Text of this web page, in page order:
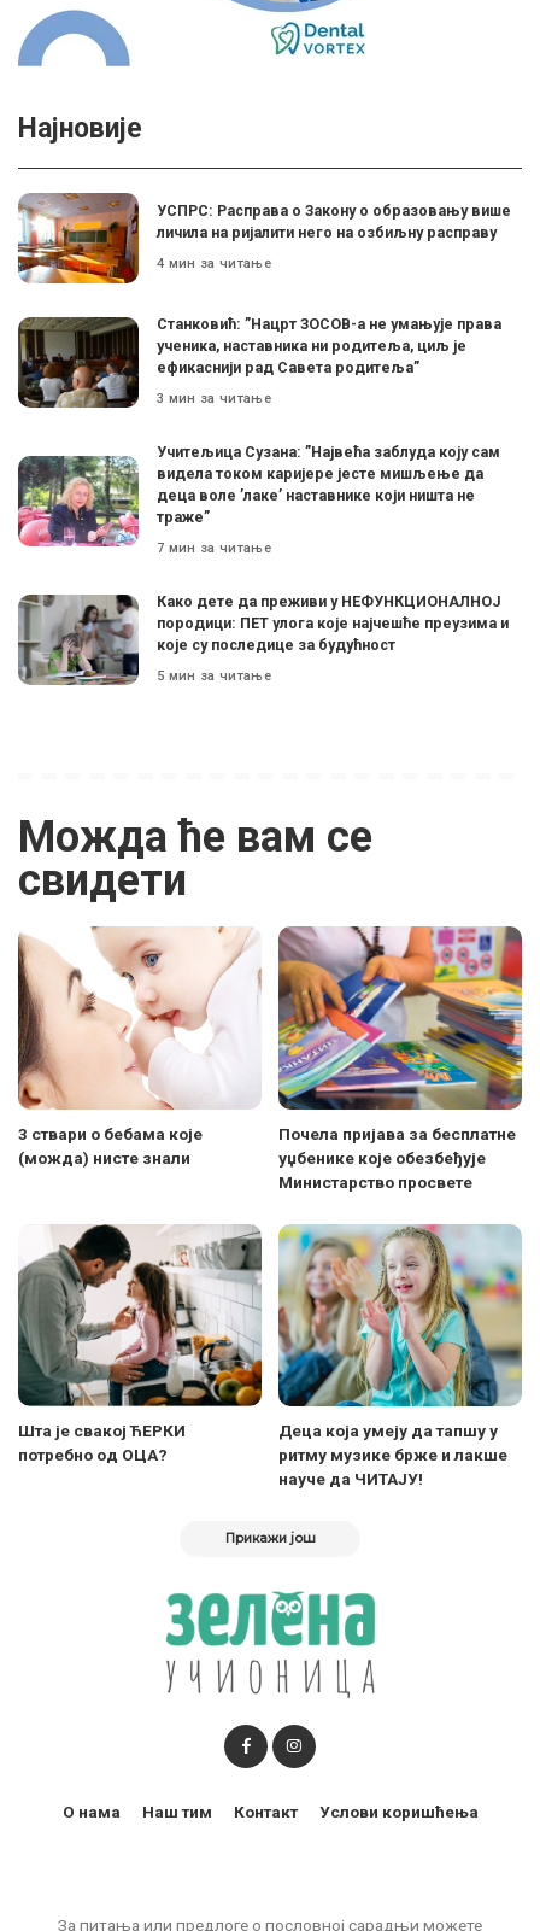
Најновије
УСПРС: Расправа о Закону о образовању више
личила на ријалити него на озбиљну расправу
4 мин за читање
Станковић: ”Нацрт ЗОСОВ-а не умањује права
ученика, наставника ни родитеља, циљ је
ефикаснији рад Савета родитеља”
3 мин за читање
Учитељица Сузана: ”Највећа заблуда коју сам
видела током каријере јесте мишљење да
деца воле ’лаке’ наставнике који ништа не
траже”
7 мин за читање
Како дете да преживи у НЕФУНКЦИОНАЛНОЈ
породици: ПЕТ улога које најчешће преузима и
које су последице за будућност
5 мин за читање
Можда ће вам се
свидети
3 ствари о бебама које
(можда) нисте знали
Почела пријава за бесплатне
уџбенике које обезбеђује
Министарство просвете
Шта је свакој ЋЕРКИ
потребно од ОЦА?
Деца која умеју да тапшу у
ритму музике брже и лакше
науче да ЧИТАЈУ!
Прикажи још
За питања или предлоге о пословној сарадњи можете
О нама Наш тим Контакт Услови коришћења